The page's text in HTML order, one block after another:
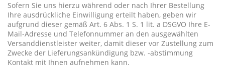
Sofern Sie uns hierzu während oder nach Ihrer Bestellung
Ihre ausdrückliche Einwilligung erteilt haben, geben wir
aufgrund dieser gemäß Art. 6 Abs. 1 S. 1 lit. a DSGVO Ihre E-
Mail-Adresse und Telefonnummer an den ausgewählten
Versanddienstleister weiter, damit dieser vor Zustellung zum
Zwecke der Lieferungsankündigung bzw. -abstimmung
Kontakt mit Ihnen aufnehmen kann.